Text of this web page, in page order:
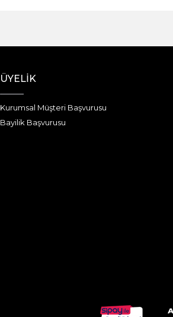
ÜYELİK
Kurumsal Müşteri Başvurusu
Bayilik Başvurusu